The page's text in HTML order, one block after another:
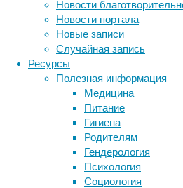
Новости
Новости портала
Новые записи
Случайная запись
Ресурсы
Полезная информация
Медицина
Питание
Гигиена
Родителям
Гендерология
Психология
Социология
будет
встречаться
все
чаще.
К
этому
выводу
пришли
авторы
исследования,
которое
опубликовано